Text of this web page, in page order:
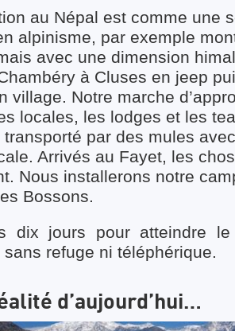
au Népal est comme une
alpinisme, par exemple
avec une dimension
à Cluses en jeep
village. Notre marche
locales, les lodges et les
par des mules
Arrivés au Fayet, les
Nous installerons notre
Bossons.
dix jours pour atteindre
refuge ni téléphérique.
d’aujourd’hui…